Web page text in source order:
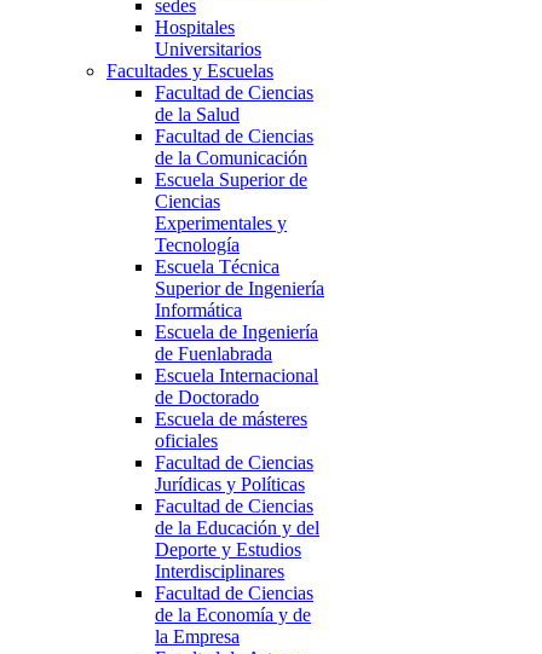
sedes
Hospitales
Universitarios
Facultades y Escuelas
Facultad de Ciencias
de la Salud
Facultad de Ciencias
de la Comunicación
Escuela Superior de
Ciencias
Experimentales y
Tecnología
Escuela Técnica
Superior de Ingeniería
Informática
Escuela de Ingeniería
de Fuenlabrada
Escuela Internacional
de Doctorado
Escuela de másteres
oficiales
Facultad de Ciencias
Jurídicas y Políticas
Facultad de Ciencias
de la Educación y del
Deporte y Estudios
Interdisciplinares
Facultad de Ciencias
de la Economía y de
la Empresa